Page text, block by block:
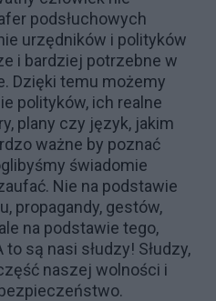
podsłuchowych
urzędników i polityków
i bardziej potrzebne w
Dzięki temu możemy
polityków, ich realne
plany czy język, jakim
ważne by poznać
świadomie
Nie na podstawie
propagandy, gestów,
na podstawie tego,
są nasi słudzy! Słudzy,
naszej wolności i